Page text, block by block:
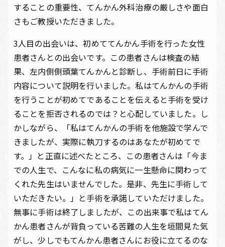
することの重要性、てんかん外科治療の厳しさや面白
さもご教授いただきました。
3人目の出会いは、初めててんかん手術を行った女性
患者さんとの出会いです。この患者さんは検査の結
果、左内側側頭葉てんかんと診断し、手術前日に手術
内容について説明を行いました。私はてんかんの手術
を行うことが初めてであることを伝えると手術を受け
ることを拒否されるのでは？と心配していました。し
かしながら、「私はてんかんの手術を他施設で学んで
きましたが、実際に執刀するのはあなたが初めてで
す。」と正直に述べたところ、この患者さんは「今ま
での人生で、こんなに私の病気に一生懸命に関わって
くれた先生はいませんでした。是非、先生に手術して
いただきたい。」と手術を承諾していただけました。
無事に手術は終了しましたが、この出来事で私はてん
かん患者さんが背負っている苦難の人生を垣間見た気
がし、少しでもてんかん患者さんにお役に立てるのな